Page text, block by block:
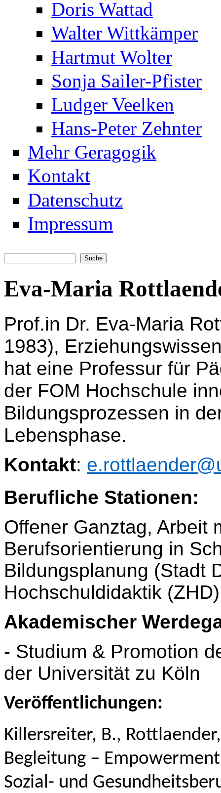
Doris Wattad
Walter Wittkämper
Hartmut Wolter
Sonja Sailer-Pfister
Ludger Veelken
Hans-Peter Zehnter
Mehr Geragogik
Kontakt
Datenschutz
Impressum
Eva-Maria
Prof.in Dr. Eva-Maria
1983),
hat eine Professur für
der FOM Hochschule
Bildungsprozessen in
Lebensphase.
Kontakt:
Berufliche Stationen:
Offener Ganztag, Arbeit
Berufsorientierung in
Bildungsplanung (Stadt
Hochschuldidaktik
Akademischer
- Studium & Promotion
der Universität zu Köln
Veröffentlichungen:
Killersreiter, B.,
Begleitung –
Sozial- und